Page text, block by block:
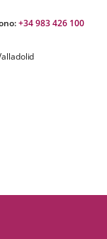
+34 983 426 100